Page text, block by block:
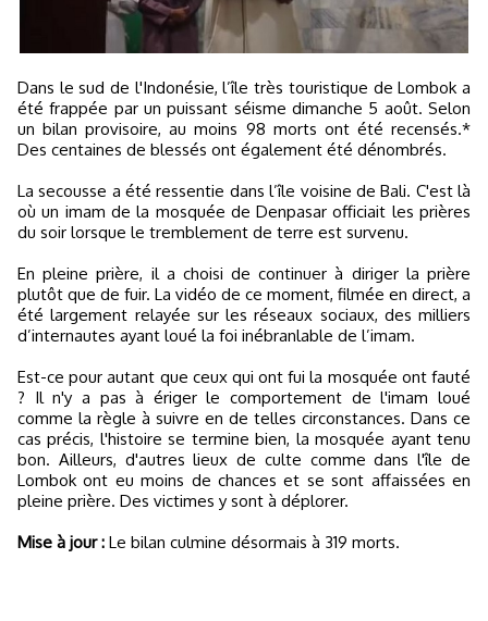
Dans le sud de l'Indonésie, l’île très touristique de Lombok a
été frappée par un puissant séisme dimanche 5 août. Selon
un bilan provisoire, au moins 98 morts ont été recensés.*
Des centaines de blessés ont également été dénombrés.
La secousse a été ressentie dans l’île voisine de Bali. C'est là
où un imam de la mosquée de Denpasar officiait les prières
du soir lorsque le tremblement de terre est survenu.
En pleine prière, il a choisi de continuer à diriger la prière
plutôt que de fuir. La vidéo de ce moment, filmée en direct, a
été largement relayée sur les réseaux sociaux, des milliers
d’internautes ayant loué la foi inébranlable de l’imam.
Est-ce pour autant que ceux qui ont fui la mosquée ont fauté
? Il n'y a pas à ériger le comportement de l'imam loué
comme la règle à suivre en de telles circonstances. Dans ce
cas précis, l'histoire se termine bien, la mosquée ayant tenu
bon. Ailleurs, d'autres lieux de culte comme dans l'île de
Lombok ont eu moins de chances et se sont affaissées en
pleine prière. Des victimes y sont à déplorer.
Mise à jour : Le bilan culmine désormais à 319 morts.